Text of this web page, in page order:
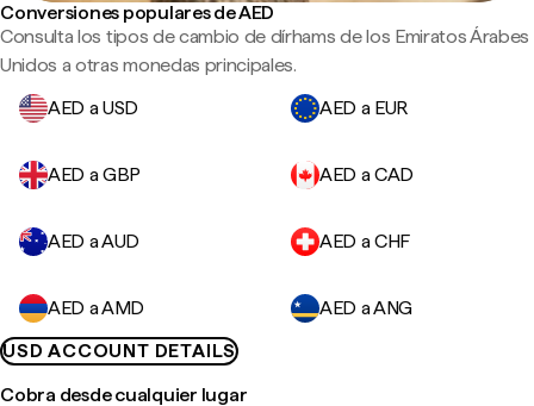
Conversiones populares de AED
Consulta los tipos de cambio de dírhams de los Emiratos Árabes
Unidos a otras monedas principales.
AED a USD
AED a EUR
AED a GBP AED a CAD
AED a AUD AED a CHF
AED a AMD
AED a ANG
USD ACCOUNT DETAILS
Cobra desde cualquier lugar